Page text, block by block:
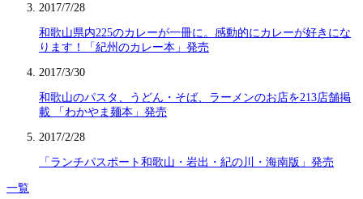
2017/7/28
和歌山県内225のカレーが一冊に。感動的にカレーが好きにな
ります！「紀州のカレー本」発売
2017/3/30
和歌山のパスタ、うどん・そば、ラーメンのお店を213店舗掲
載 「わかやま麺本」発売
2017/2/28
「ランチパスポート和歌山・岩出・紀の川・海南版」発売
一覧